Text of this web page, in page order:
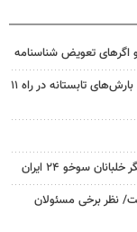
و اگرهای تعویض شناسنامه
وضعیت جوی کشور در ۷۲ ساعت آینده؛ موج بارش‌های تابستانه در راه ۱۱
سوخو ۲۴ ایران
نظر برخی مسئولان